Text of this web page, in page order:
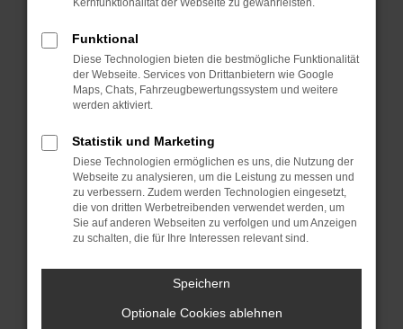
Starte dein Gerät neu.
Probleme zu beheben.
Stelle sicher, dass dein Browser und dein
Betriebssystem auf dem neuesten Stand
sind.
Veraltete Software birgt nicht nur ein
Sicherheitsrisiko, sondern kann auch dazu
führen, dass bestimmte Funktionen nicht mehr
unterstützt werden.
Wende dich an den Webseitenbetreiber.
Wenn du alle oben genannten Schritte versucht
versuchen, das Problem zu beheben. Du kannst
Fehlersuche zu unterstützen:
Kernfunktionalität der Webseite zu gewährleisten.
Funktional
Diese Technologien bieten die bestmögliche Funktionalität
der Webseite. Services von Drittanbietern wie Google
Maps, Chats, Fahrzeugbewertungssystem und weitere
werden aktiviert.
Statistik und Marketing
Diese Technologien ermöglichen es uns, die Nutzung der
Webseite zu analysieren, um die Leistung zu messen und
zu verbessern. Zudem werden Technologien eingesetzt,
die von dritten Werbetreibenden verwendet werden, um
Sie auf anderen Webseiten zu verfolgen und um Anzeigen
zu schalten, die für Ihre Interessen relevant sind.
Speichern
Optionale Cookies ablehnen